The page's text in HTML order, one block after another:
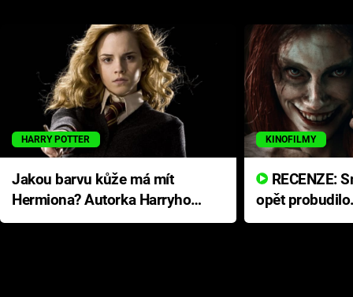
HARRY POTTER
Jakou barvu kůže má mít
Hermiona? Autorka Harryho
Pottera přišla s ráznou
KINOFILMY
opět
přichází s